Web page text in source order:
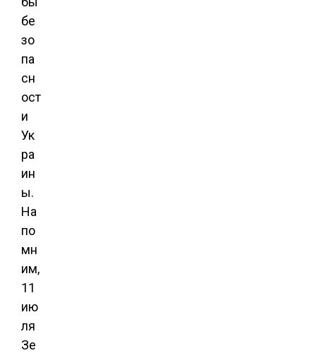
бе
зо
па
сн
ост
и
Ук
ра
ин
ы.
На
по
мн
им,
11
ию
ля
Зе